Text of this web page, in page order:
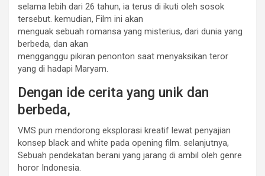
selama lebih dari 26 tahun, ia terus di ikuti oleh sosok
tersebut. kemudian, Film ini akan
menguak sebuah romansa yang misterius, dari dunia yang
berbeda, dan akan
mengganggu pikiran penonton saat menyaksikan teror
yang di hadapi Maryam.
Dengan ide cerita yang unik dan
berbeda,
VMS pun mendorong eksplorasi kreatif lewat penyajian
konsep black and white pada opening film. selanjutnya,
Sebuah pendekatan berani yang jarang di ambil oleh genre
horor Indonesia.